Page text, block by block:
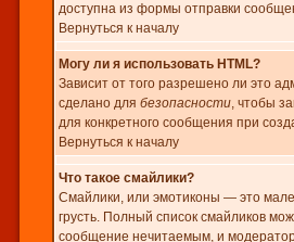
доступна из формы отправки
Вернуться к началу
Могу ли я использовать HTML?
Зависит от того разрешено ли это
сделано для безопасности, чтобы
для конкретного сообщения при
Вернуться к началу
Что такое смайлики?
Смайлики, или эмотиконы — это
грусть. Полный список смайликов
сообщение нечитаемым, и